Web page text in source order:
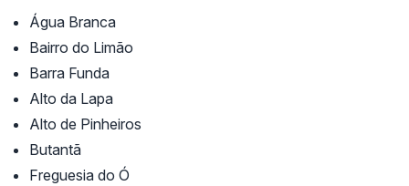
Água Branca
Bairro do Limão
Barra Funda
Alto da Lapa
Alto de Pinheiros
Butantã
Freguesia do Ó